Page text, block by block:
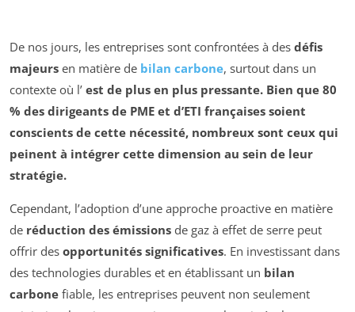
De nos jours, les entreprises sont confrontées à des défis
majeurs en matière de bilan carbone, surtout dans un
contexte où l’ est de plus en plus pressante. Bien que 80
% des dirigeants de PME et d’ETI françaises soient
conscients de cette nécessité, nombreux sont ceux qui
peinent à intégrer cette dimension au sein de leur
stratégie.
Cependant, l’adoption d’une approche proactive en matière
de réduction des émissions de gaz à effet de serre peut
offrir des opportunités significatives. En investissant dans
des technologies durables et en établissant un bilan
carbone fiable, les entreprises peuvent non seulement